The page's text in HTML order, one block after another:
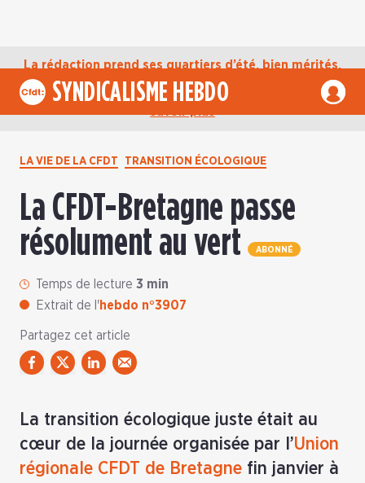
La rédaction prend ses quartiers d’été, bien mérités,
jusqu’au mardi 1er septembre. D’ici là, retrouvez
l’actualité de la CFDT sur notre compte Bluesky. En
SYNDICALISME HEBDO
LA VIE DE LA CFDT TRANSITION ÉCOLOGIQUE
La CFDT-Bretagne passe
résolument au vert
ABONNÉ
Temps de lecture 3 min
Extrait de l'hebdo n°3907
Partagez cet article
La transition écologique juste était au
cœur de la journée organisée par l’Union
régionale CFDT de Bretagne fin janvier à